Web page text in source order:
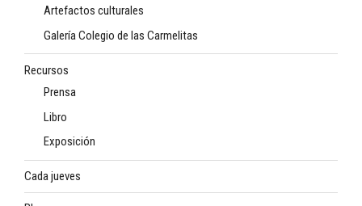
Artefactos culturales
Galería Colegio de las Carmelitas
Recursos
Prensa
Libro
Exposición
Cada jueves